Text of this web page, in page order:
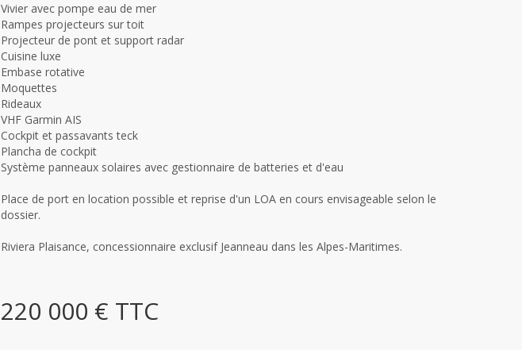
Vivier avec pompe eau de mer
Rampes projecteurs sur toit
Projecteur de pont et support radar
Cuisine luxe
Embase rotative
Moquettes
Rideaux
VHF Garmin AIS
Cockpit et passavants teck
Plancha de cockpit
Système panneaux solaires avec gestionnaire de batteries et d'eau
Place de port en location possible et reprise d'un LOA en cours envisageable selon le
dossier.
Riviera Plaisance, concessionnaire exclusif Jeanneau dans les Alpes-Maritimes.
220 000 € TTC